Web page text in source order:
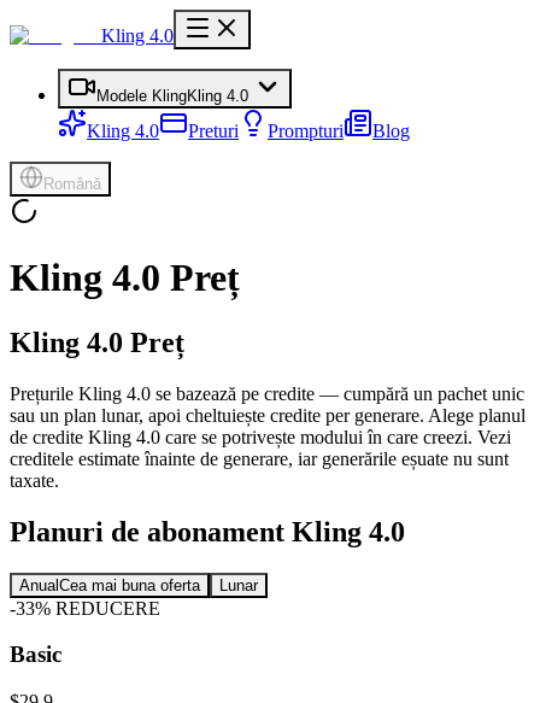
Kling 4.0
Modele KlingKling 4.0
Kling 4.0 Preturi Prompturi Blog
Română
Kling 4.0 Preț
Kling 4.0 Preț
Prețurile Kling 4.0 se bazează pe credite — cumpără un pachet unic
sau un plan lunar, apoi cheltuiește credite per generare. Alege planul
de credite Kling 4.0 care se potrivește modului în care creezi. Vezi
creditele estimate înainte de generare, iar generările eșuate nu sunt
taxate.
Planuri de abonament Kling 4.0
AnualCea mai buna oferta Lunar
-33% REDUCERE
Basic